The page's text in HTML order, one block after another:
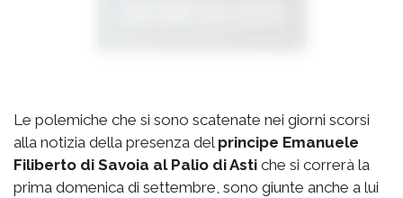
Le polemiche che si sono scatenate nei giorni scorsi
alla notizia della presenza del principe Emanuele
Filiberto di Savoia al Palio di Asti che si correrà la
prima domenica di settembre, sono giunte anche a lui